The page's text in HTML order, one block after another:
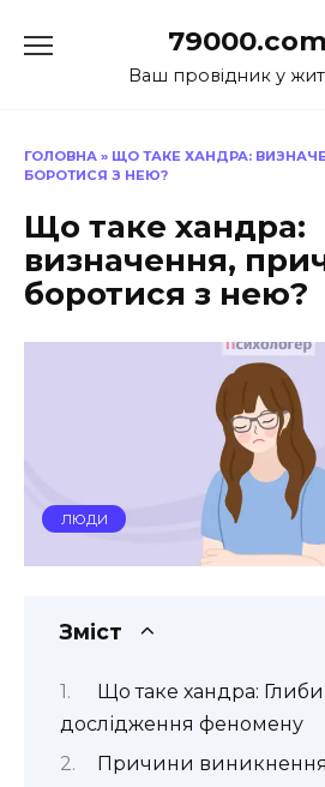
до
Ваш провідник у
ГОЛОВНА » ЩО ТАКЕ ХАНДРА:
БОРОТИСЯ З НЕЮ?
Що таке хандра:
визначення,
боротися з нею?
ЛЮДИ
Зміст
Що таке хандра:
дослідження феномену
Причини